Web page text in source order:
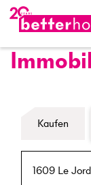
Formular
Kaufen